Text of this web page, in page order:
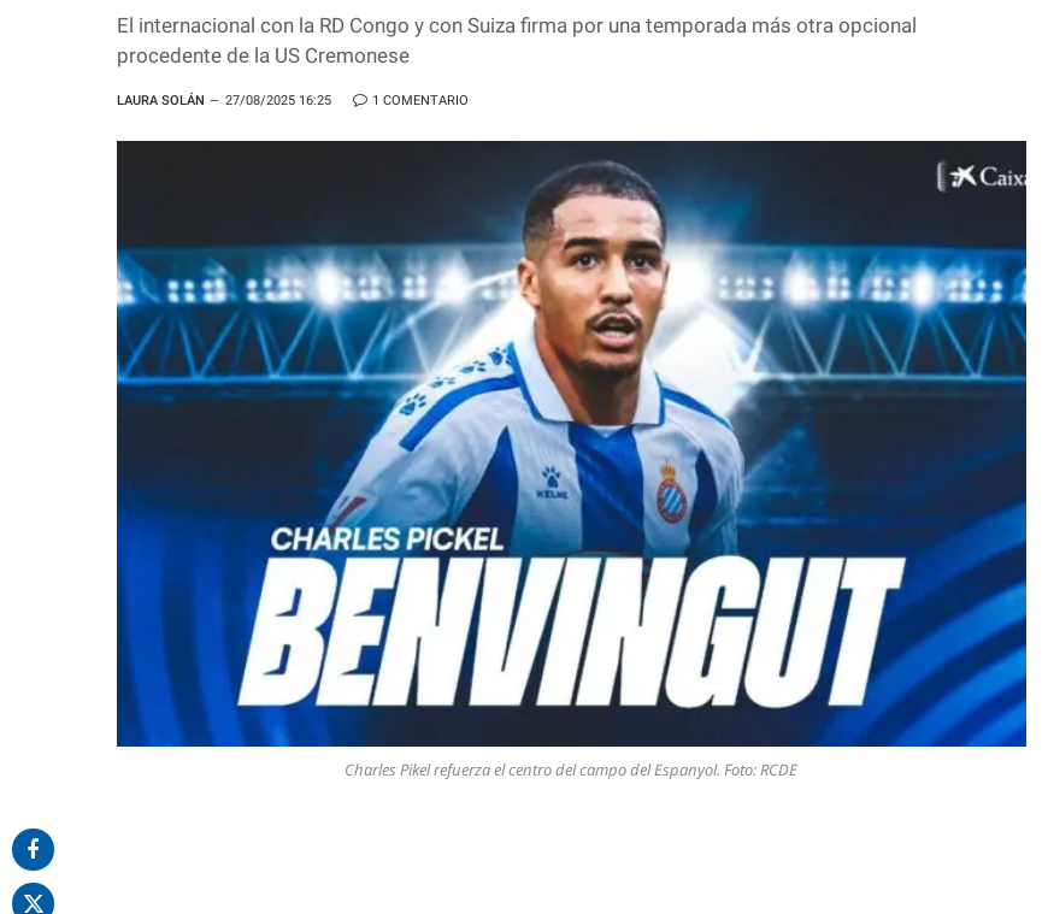
El internacional con la RD Congo y con Suiza firma por una temporada más otra opcional
procedente de la US Cremonese
LAURA SOLÁN 27/08/2025 16:25 1 COMENTARIO
Charles Pikel refuerza el centro del campo del Espanyol. Foto: RCDE